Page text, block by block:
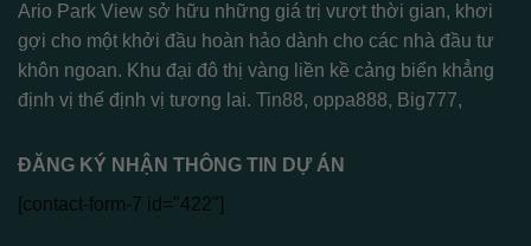
Ario Park View sở hữu những giá trị vượt thời gian, khơi
gợi cho một khởi đầu hoàn hảo dành cho các nhà đầu tư
khôn ngoan. Khu đại đô thị vàng liền kề cảng biển khẳng
định vị thế định vị tương lai. Tin88, oppa888, Big777,
ĐĂNG KÝ NHẬN THÔNG TIN DỰ ÁN
[contact-form-7 id="422"]